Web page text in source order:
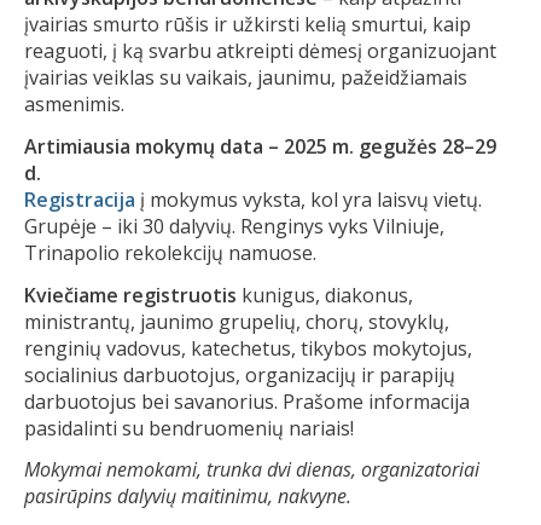
įvairias smurto rūšis ir užkirsti kelią smurtui, kaip
reaguoti, į ką svarbu atkreipti dėmesį organizuojant
įvairias veiklas su vaikais, jaunimu, pažeidžiamais
asmenimis.
Artimiausia mokymų data – 2025 m. gegužės 28–29
d.
Registracija į mokymus vyksta, kol yra laisvų vietų.
Grupėje – iki 30 dalyvių. Renginys vyks Vilniuje,
Trinapolio rekolekcijų namuose.
Kviečiame registruotis kunigus, diakonus,
ministrantų, jaunimo grupelių, chorų, stovyklų,
renginių vadovus, katechetus, tikybos mokytojus,
socialinius darbuotojus, organizacijų ir parapijų
darbuotojus bei savanorius. Prašome informacija
pasidalinti su bendruomenių nariais!
Mokymai nemokami, trunka dvi dienas, organizatoriai
pasirūpins dalyvių maitinimu, nakvyne.